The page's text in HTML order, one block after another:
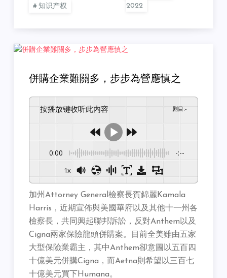
知识产权
併購企業難關多，步步為營應慎之
按播放键收听此内容 剧目 :-
0:00 -:--
1x
加州Attorney General檢察長賀錦麗Kamala
Harris，近期宣佈與美國華府以及其他十一州各
檢察長，共同興起聯邦訴訟，反對Anthem以及
Cigna兩家保險龍頭併購案。目前全美雖由五家
大型保險業霸主，其中Anthem卻意圖以五百四
十億美元併購Cigna，而Aetna則希望以三百七
十億美元買下Humana。